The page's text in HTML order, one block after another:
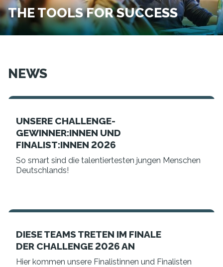
THE TOOLS FOR SUCCESS
NEWS
UNSERE CHALLENGE-
GEWINNER:INNEN UND
FINALIST:INNEN 2026
So smart sind die talentiertesten jungen Menschen
Deutschlands!
DIESE TEAMS TRETEN IM FINALE
DER CHALLENGE 2026 AN
Hier kommen unsere Finalistinnen und Finalisten